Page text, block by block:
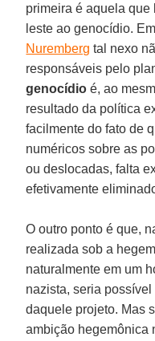
primeira é aquela
leste ao genocídio.
Nuremberg tal nexo
responsáveis pelo
genocídio é, ao
resultado da política
facilmente do fato de
numéricos sobre as
ou deslocadas, falta
efetivamente
O outro ponto é que,
realizada sob a
naturalmente em um
nazista, seria
daquele projeto. Mas
ambição hegemônica